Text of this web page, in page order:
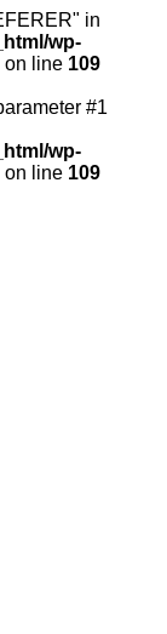
in
wp-
on line 109
#1
wp-
on line 109